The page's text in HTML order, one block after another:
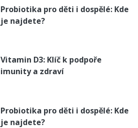
Probiotika pro děti i dospělé: Kde
je najdete?
Vitamin D3: Klíč k podpoře
imunity a zdraví
Probiotika pro děti i dospělé: Kde
je najdete?